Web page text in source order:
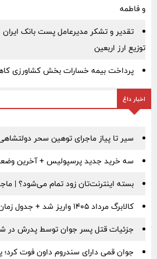
و فاطمه
تقدیر و تشکر مدیرعامل پست بانک ایران
توزیع ارز اربعین
پرداخت بیمه خسارات بخش کشاورزی
اخبار داغ
سیر تا پیاز ماجرای توهین سحر
سه خرید جدید پرسپولیس + آخرین
بسته اینترنت‌تان زود تمام می‌شود؟ |
کالابرگ مرداد ۱۴۰۵ واریز شد + جدول زمان و مبلغ کالابرگ
جزئیات قتل پسر جوان توسط پدرش در
جوان قمی دارای سندروم داون فوت کرد؛